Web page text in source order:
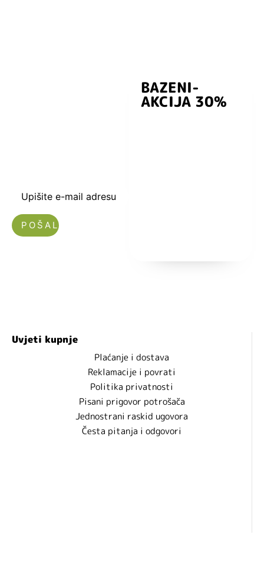
Upišite e-mail adresu
BAZENI-
AKCIJA 30%
Uvjeti kupnje
Plaćanje i dostava
Reklamacije i povrati
Politika privatnosti
Pisani prigovor potrošača
Jednostrani raskid ugovora
Česta pitanja i odgovori